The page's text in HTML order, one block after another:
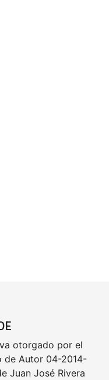
otorgado por el
de Autor 04-2014-
Juan José Rivera